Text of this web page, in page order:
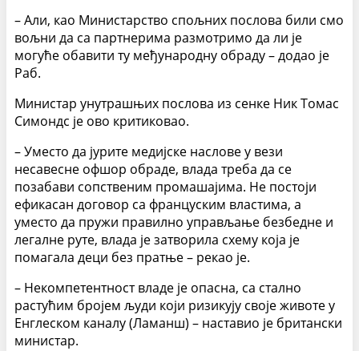
– Али, као Министарство спољних послова били смо
вољни да са партнерима размотримо да ли је
могуће обавити ту међународну обраду – додао је
Раб.
Министар унутрашњих послова из сенке Ник Томас
Симондс је ово критиковао.
– Уместо да јурите медијске наслове у вези
несавесне офшор обраде, влада треба да се
позабави сопственим промашајима. Не постоји
ефикасан договор са француским властима, а
уместо да пружи правилно управљање безбедне и
легалне руте, влада је затворила схему која је
помагала деци без пратње – рекао је.
– Некомпетентност владе је опасна, са стално
растућим бројем људи који ризикују своје животе у
Енглеском каналу (Ламанш) – наставио је британски
министар.